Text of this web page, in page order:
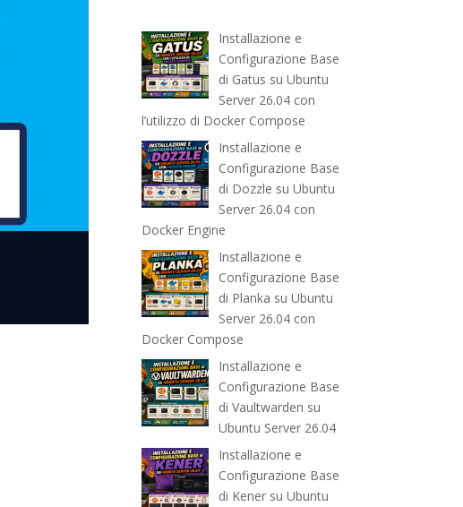
Installazione e
Configurazione Base
di Gatus su Ubuntu
Server 26.04 con
l’utilizzo di Docker Compose
Installazione e
Configurazione Base
di Dozzle su Ubuntu
Server 26.04 con
Docker Engine
Installazione e
Configurazione Base
di Planka su Ubuntu
Server 26.04 con
Docker Compose
Installazione e
Configurazione Base
di Vaultwarden su
Ubuntu Server 26.04
Installazione e
Configurazione Base
di Kener su Ubuntu